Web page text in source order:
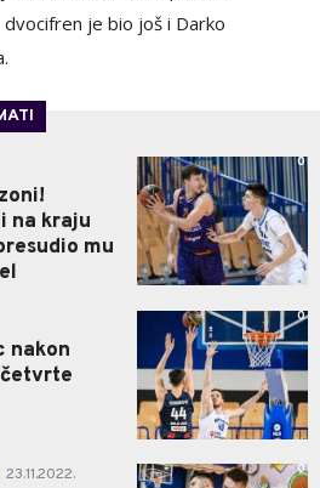
je bio još i Darko
na kraju
mu
0
nakon
0
23.11.2022. 0